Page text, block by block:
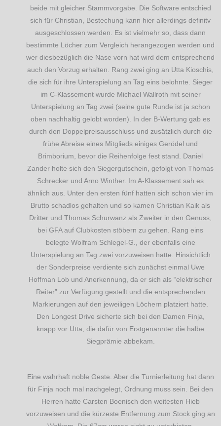
beide mit gleicher Stammvorgabe. Die Software entschied
sich für Christian, Bestechung kann hier allerdings definitv
ausgeschlossen werden. Es ist vielmehr so, dass dann
bestimmte Löcher zum Vergleich herangezogen werden und
wer diesbezüglich die Nase vorn hat wird dem entsprechend
auch den Vorzug erhalten. Rang zwei ging an Utta Kioschis,
die sich für ihre Unterspielung an Tag eins belohnte. Sieger
im C-Klassement wurde Michael Wallroth mit seiner
Unterspielung an Tag zwei (seine gute Runde ist ja schon
oben nachhaltig gelobt worden). In der B-Wertung gab es
durch den Doppelpreisausschluss und zusätzlich durch die
frühe Abreise eines Mitglieds einiges Gerödel und
Brimborium, bevor die Reihenfolge fest stand. Daniel
Zander holte sich den Siegergutschein, gefolgt von Thomas
Schrecker und Arno Winther. Im A-Klassement sah es
ähnlich aus. Unter den ersten fünf hatten sich schon vier im
Brutto schadlos gehalten und so kamen Christian Kaik als
Dritter und Thomas Schurwanz als Zweiter in den Genuss,
bei GFA auf Clubkosten stöbern zu gehen. Rang eins
belegte Wolfram Schlegel-G., der ebenfalls eine
Unterspielung an Tag zwei vorzuweisen hatte. Hinsichtlich
der Sonderpreise verdiente sich zunächst einmal Uwe
Hoffman Lob und Anerkennung, da er sich als “elektrischer
Reiter” zur Verfügung gestellt und die entsprechenden
Markierungen auf den jeweiligen Löchern platziert hatte.
Den Longest Drive sicherte sich bei den Damen Finja,
knapp vor Utta, die dafür von Erstgenannter die halbe
Siegprämie abbekam.
Eine wahrhaft noble Geste. Aber die Turnierleitung hat dann
für Finja noch mal nachgelegt, Ordnung muss sein. Bei den
Herren hatte Carsten Boenisch den weitesten Hieb
vorzuweisen und die kürzeste Entfernung zum Stock ging an